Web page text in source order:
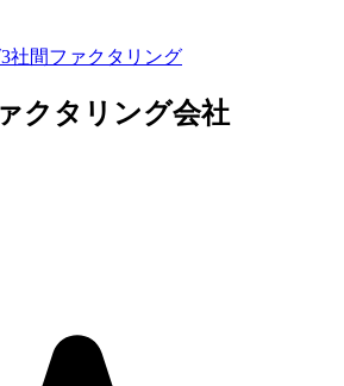
3社間ファクタリング
クタリング会社